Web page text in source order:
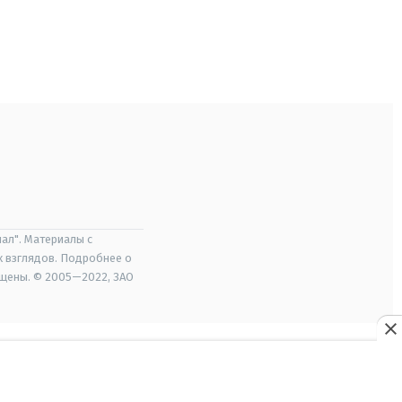
Материалы с
взглядов. Подробнее о
© 2005—2022, ЗАО